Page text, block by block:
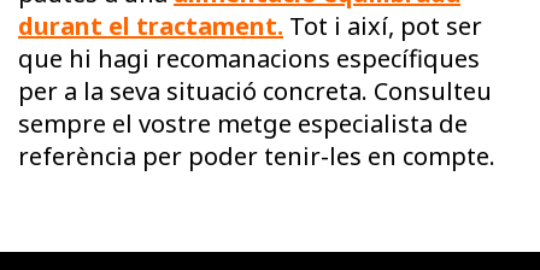
durant el tractament. Tot i així, pot ser
que hi hagi recomanacions específiques
per a la seva situació concreta. Consulteu
sempre el vostre metge especialista de
referència per poder tenir-les en compte.